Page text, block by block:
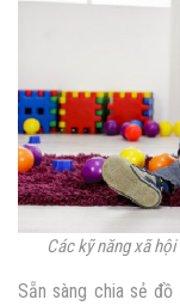
Các kỹ năng xã
Sẵn sàng chia sẻ